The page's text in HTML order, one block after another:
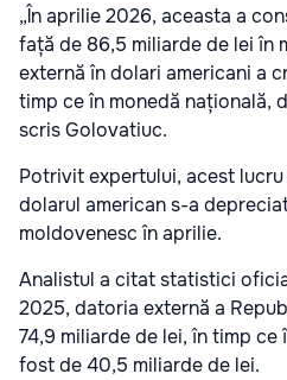
„În aprilie 2026, aceasta a
față de 86,5 miliarde de lei în
externă în dolari americani a
timp ce în monedă națională,
scris Golovatiuc.
Potrivit expertului, acest
dolarul american s-a
moldovenesc în aprilie.
Analistul a citat statistici
2025, datoria externă a
74,9 miliarde de lei, în timp ce
fost de 40,5 miliarde de lei.